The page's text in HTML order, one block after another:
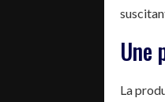
Une
La